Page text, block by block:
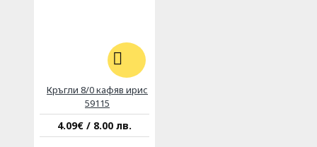
Кръгли 8/0 кафяв ирис
59115
4.09€ / 8.00 лв.